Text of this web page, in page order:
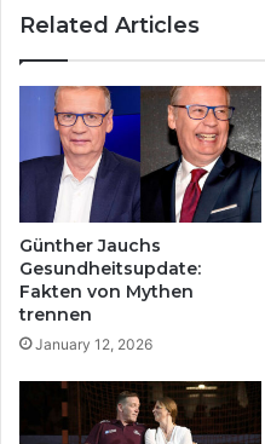
r
n
-
W
e
t
m
s
s
c
h
r
Z
Related Articles
Günther Jauchs
Gesundheitsupdate:
Fakten von Mythen
trennen
January 12, 2026